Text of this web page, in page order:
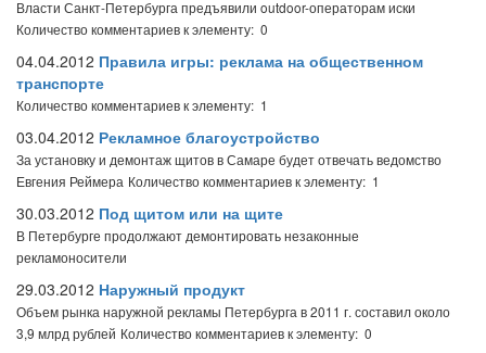
Власти Санкт-Петербурга предъявили outdoor-операторам иски
Количество комментариев к элементу: 0
04.04.2012 Правила игры: реклама на общественном
транспорте
Количество комментариев к элементу: 1
03.04.2012 Рекламное благоустройство
За установку и демонтаж щитов в Самаре будет отвечать ведомство
Евгения Реймера Количество комментариев к элементу: 1
30.03.2012 Под щитом или на щите
В Петербурге продолжают демонтировать незаконные
рекламоносители
29.03.2012 Наружный продукт
Объем рынка наружной рекламы Петербурга в 2011 г. составил около
3,9 млрд рублей Количество комментариев к элементу: 0